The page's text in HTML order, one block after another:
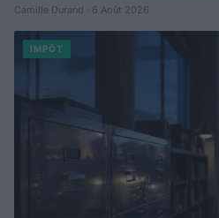
Camille Durand · 6 Août 2026
IMPÔT